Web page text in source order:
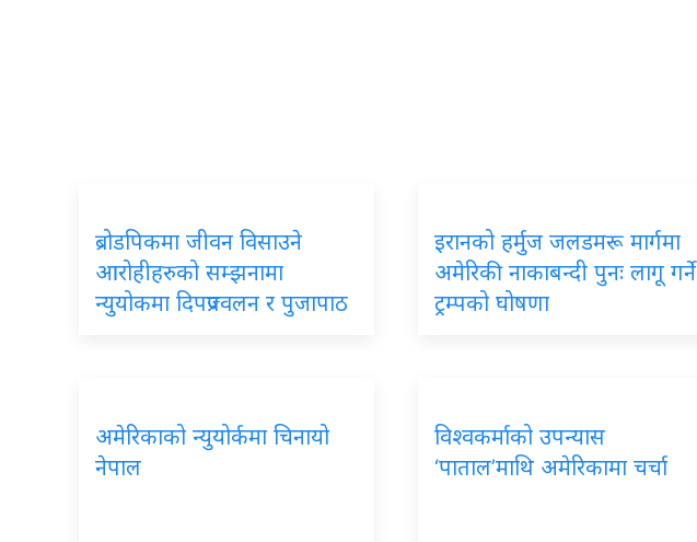
ब्रोडपिकमा जीवन विसाउने
आरोहीहरुको सम्झनामा
न्युयोकमा दिपप्रज्वलन र पुजापाठ
इरानको हर्मुज जलडमरू मार्गमा
अमेरिकी नाकाबन्दी पुनः लागू गर्ने
ट्रम्पको घोषणा
अमेरिकाको न्युयोर्कमा चिनायो
नेपाल
विश्वकर्माको उपन्यास
‘पाताल’माथि अमेरिकामा चर्चा